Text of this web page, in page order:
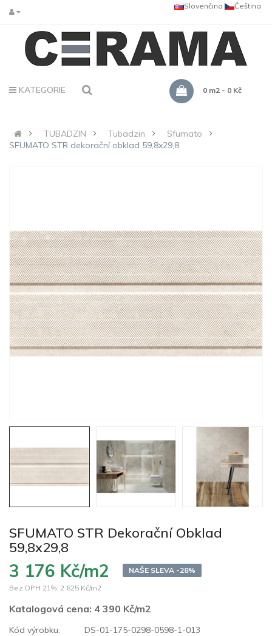
Čeština
Slovenčina
KATEGORIE 0 m2 - 0 Kč
TUBADZIN Tubadzin
Sfumato
SFUMATO STR dekorační obklad 59,8x29,8
SFUMATO STR Dekorační Obklad
59,8x29,8
3 176 Kč/m2
NAŠE SLEVA -28%
Bez DPH 21%: 2 625 Kč/m2
Katalogová cena: 4 390 Kč/m2
Kód výrobku:
DS-01-175-0298-0598-1-013